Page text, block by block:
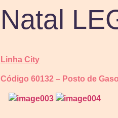
Natal
Linha City
Código 60132 – Posto de